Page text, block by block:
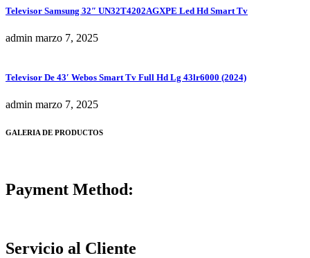
Televisor Samsung 32″ UN32T4202AGXPE Led Hd Smart Tv
admin marzo 7, 2025
Televisor De 43′ Webos Smart Tv Full Hd Lg 43lr6000 (2024)
admin marzo 7, 2025
GALERIA DE PRODUCTOS
Payment Method:
Servicio al Cliente